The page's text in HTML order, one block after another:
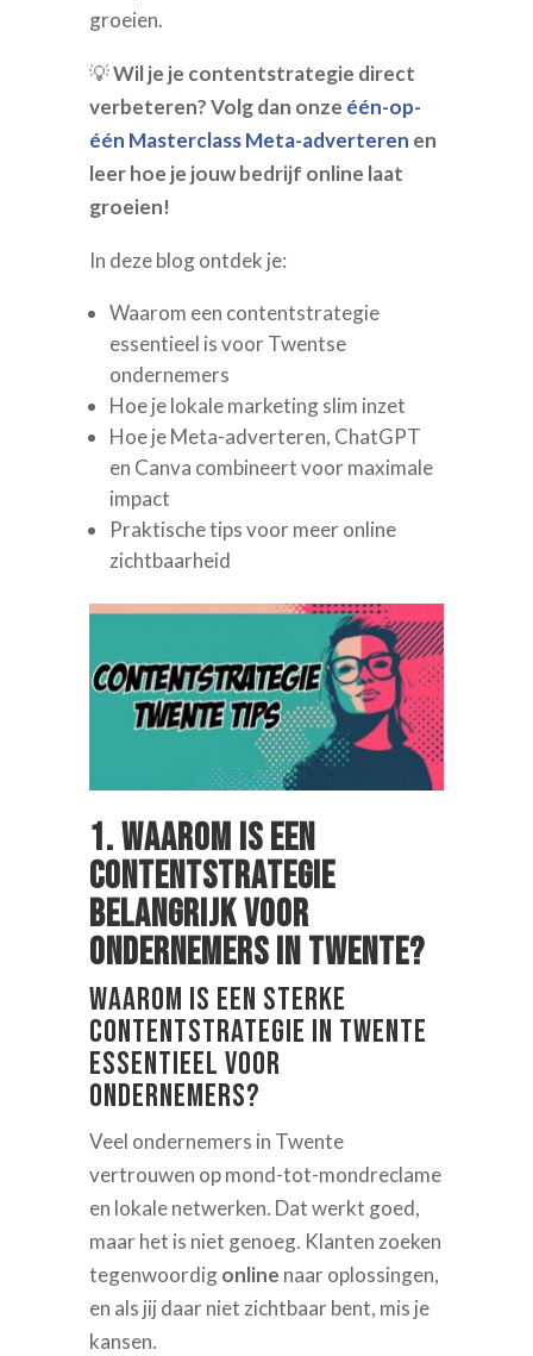
groeien.
💡Wil je je contentstrategie direct
verbeteren? Volg dan onze één-op-
één Masterclass Meta-adverteren en
leer hoe je jouw bedrijf online laat
groeien!
In deze blog ontdek je:
Waarom een contentstrategie
essentieel is voor Twentse
ondernemers
Hoe je lokale marketing slim inzet
Hoe je Meta-adverteren, ChatGPT
en Canva combineert voor maximale
impact
Praktische tips voor meer online
zichtbaarheid
1. Waarom is een
contentstrategie
belangrijk voor
ondernemers in Twente?
Waarom is een sterke
contentstrategie in Twente
essentieel voor
ondernemers?
Veel ondernemers in Twente
vertrouwen op mond-tot-mondreclame
en lokale netwerken. Dat werkt goed,
maar het is niet genoeg. Klanten zoeken
tegenwoordigonline naar oplossingen,
en als jij daar niet zichtbaar bent, mis je
kansen.